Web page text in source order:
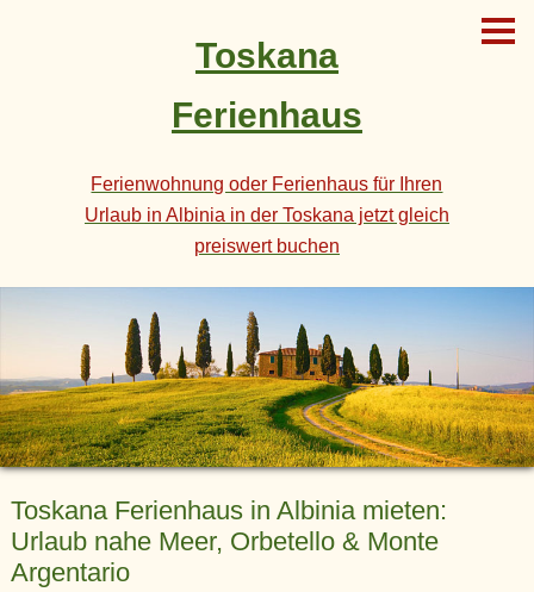
Toskana
Ferienhaus
Ferienwohnung oder Ferienhaus für Ihren
Urlaub in Albinia in der Toskana jetzt gleich
preiswert buchen
Toskana Ferienhaus in Albinia mieten:
Urlaub nahe Meer, Orbetello & Monte
Argentario